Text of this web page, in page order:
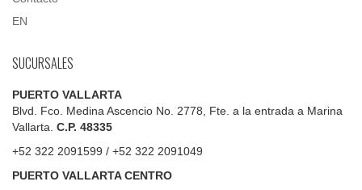
EN
SUCURSALES
PUERTO VALLARTA
Blvd. Fco. Medina Ascencio No. 2778, Fte. a la entrada a Marina
Vallarta. C.P. 48335
+52 322 2091599 / +52 322 2091049
PUERTO VALLARTA CENTRO